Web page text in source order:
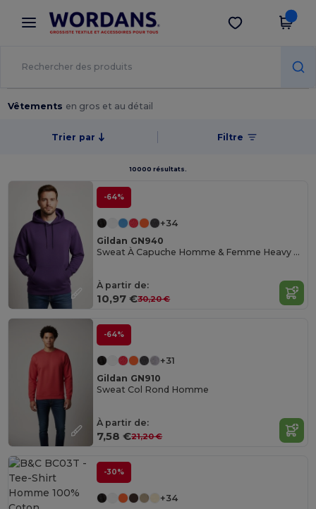
× Appli Wordans
Meilleurs prix sur l’app !
Obtenir l'appli
Vêtements en gros et au détail
Trier par Filtre
10000 résultats.
-64%
+34
Gildan GN940
Sweat À Capuche Homme & Femme Heavy Blend
À partir de:
10,97 €30,20 €
-64%
+31
Gildan GN910
Sweat Col Rond Homme
À partir de:
7,58 €21,20 €
-30%
+34